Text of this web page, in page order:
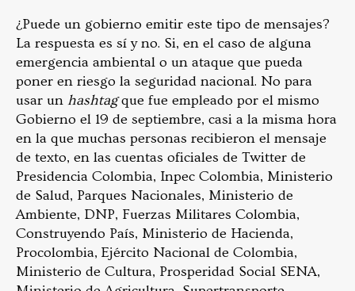
¿Puede un gobierno emitir este tipo de mensajes?
La respuesta es sí y no. Si, en el caso de alguna
emergencia ambiental o un ataque que pueda
poner en riesgo la seguridad nacional. No para
usar un hashtagque fue empleado por el mismo
Gobierno el 19 de septiembre, casi a la misma hora
en la que muchas personas recibieron el mensaje
de texto, en las cuentas oficiales de Twitter de
Presidencia Colombia, Inpec Colombia, Ministerio
de Salud, Parques Nacionales, Ministerio de
Ambiente, DNP, Fuerzas Militares Colombia,
Construyendo País, Ministerio de Hacienda,
Procolombia, Ejército Nacional de Colombia,
Ministerio de Cultura, Prosperidad Social SENA,